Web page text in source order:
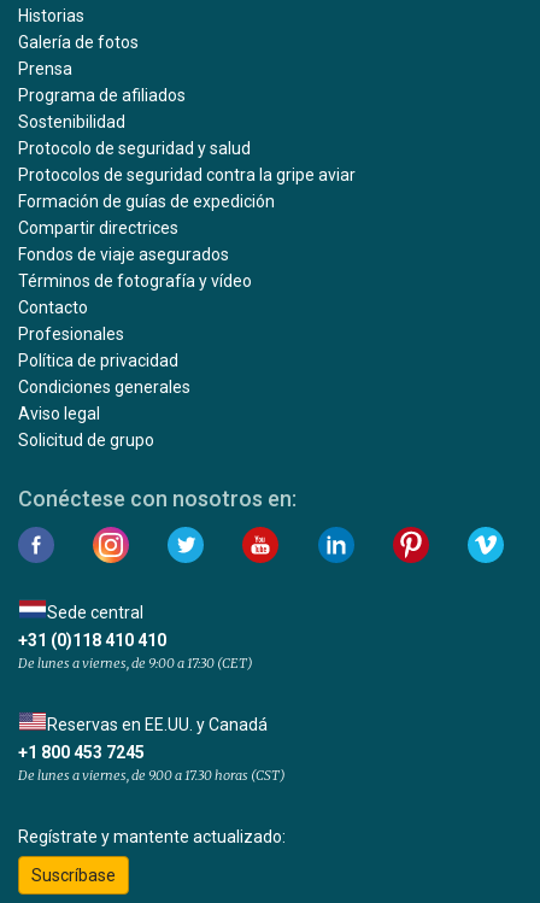
Historias
Galería de fotos
Prensa
Programa de afiliados
Sostenibilidad
Protocolo de seguridad y salud
Protocolos de seguridad contra la gripe aviar
Formación de guías de expedición
Compartir directrices
Fondos de viaje asegurados
Términos de fotografía y vídeo
Contacto
Profesionales
Política de privacidad
Condiciones generales
Aviso legal
Solicitud de grupo
Conéctese con nosotros en:
Sede central
+31 (0)118 410 410
De lunes a viernes, de 9:00 a 17:30 (CET)
Reservas en EE.UU. y Canadá
+1 800 453 7245
De lunes a viernes, de 9.00 a 17.30 horas (CST)
Regístrate y mantente actualizado:
Suscríbase